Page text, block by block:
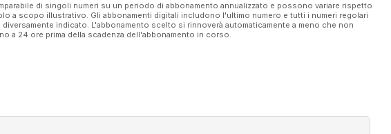
di singoli numeri su un periodo di abbonamento annualizzato e possono variare rispetto
a scopo illustrativo. Gli abbonamenti digitali includono l'ultimo numero e tutti i numeri regolari
indicato. L'abbonamento scelto si rinnoverà automaticamente a meno che non
a 24 ore prima della scadenza dell'abbonamento in corso.